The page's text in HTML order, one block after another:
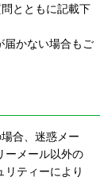
とともに記載下
かない場合もご
合、迷惑メー
ーメール以外の
リティーにより